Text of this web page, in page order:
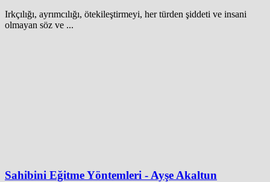
Irkçılığı, ayrımcılığı, ötekileştirmeyi, her türden şiddeti ve insani
olmayan söz ve ...
Sahibini Eğitme Yöntemleri - Ayşe Akaltun